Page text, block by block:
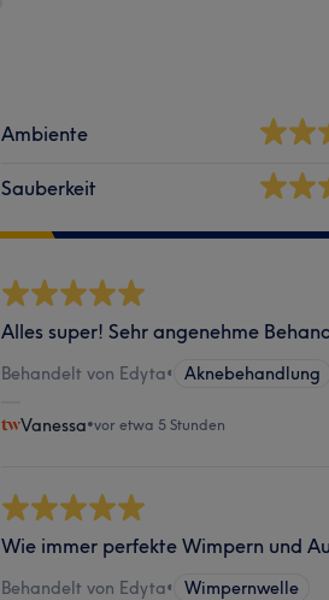
Ambiente
Sauberkeit
Alles super! Sehr angenehme
Behandelt von Edyta• Aknebehandlung
Vanessa•vor etwa 5 Stunden
Wie immer perfekte Wimpern und
Behandelt von Edyta• Wimpernwelle